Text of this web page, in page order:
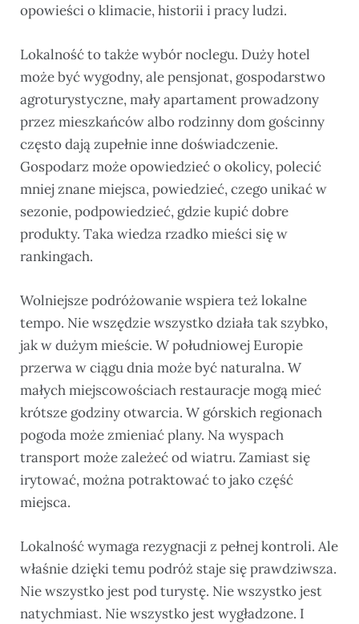
opowieści o klimacie, historii i pracy ludzi.
Lokalność to także wybór noclegu. Duży hotel
może być wygodny, ale pensjonat, gospodarstwo
agroturystyczne, mały apartament prowadzony
przez mieszkańców albo rodzinny dom gościnny
często dają zupełnie inne doświadczenie.
Gospodarz może opowiedzieć o okolicy, polecić
mniej znane miejsca, powiedzieć, czego unikać w
sezonie, podpowiedzieć, gdzie kupić dobre
produkty. Taka wiedza rzadko mieści się w
rankingach.
Wolniejsze podróżowanie wspiera też lokalne
tempo. Nie wszędzie wszystko działa tak szybko,
jak w dużym mieście. W południowej Europie
przerwa w ciągu dnia może być naturalna. W
małych miejscowościach restauracje mogą mieć
krótsze godziny otwarcia. W górskich regionach
pogoda może zmieniać plany. Na wyspach
transport może zależeć od wiatru. Zamiast się
irytować, można potraktować to jako część
miejsca.
Lokalność wymaga rezygnacji z pełnej kontroli. Ale
właśnie dzięki temu podróż staje się prawdziwsza.
Nie wszystko jest pod turystę. Nie wszystko jest
natychmiast. Nie wszystko jest wygładzone. I